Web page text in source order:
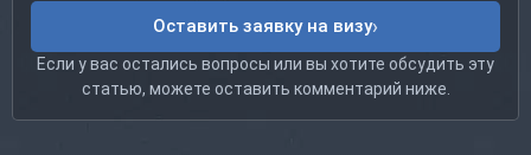
Оставить заявку на визу
Если у вас остались вопросы или вы хотите обсудить эту
статью, можете оставить комментарий ниже.